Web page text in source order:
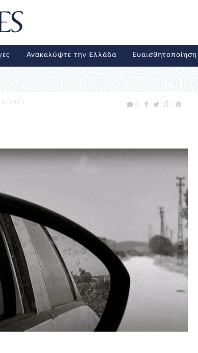
Ανακαλύψτε την Ελλάδα Ευαισθητοποίηση
2023 0